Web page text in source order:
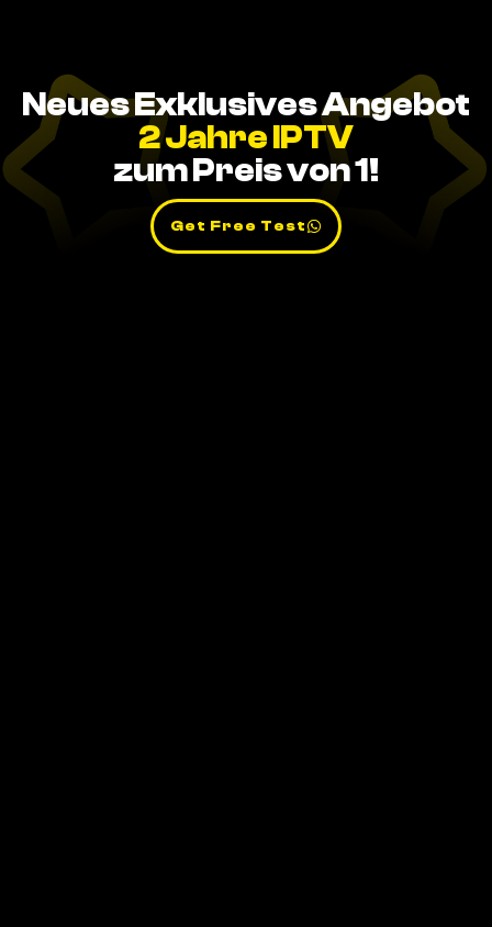
Neues Exklusives Angebot
2 Jahre IPTV
zum Preis von 1!
Get Free Test